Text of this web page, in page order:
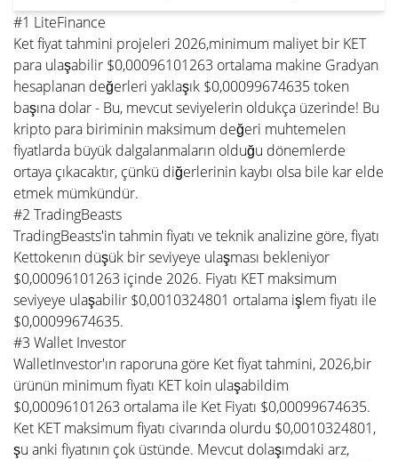
#1 LiteFinance
Ket fiyat tahmini projeleri 2026,minimum maliyet bir KET
para ulaşabilir $0,00096101263 ortalama makine Gradyan
hesaplanan değerleri yaklaşık $0,00099674635 token
başına dolar - Bu, mevcut seviyelerin oldukça üzerinde! Bu
kripto para biriminin maksimum değeri muhtemelen
fiyatlarda büyük dalgalanmaların olduğu dönemlerde
ortaya çıkacaktır, çünkü diğerlerinin kaybı olsa bile kar elde
etmek mümkündür.
#2 TradingBeasts
TradingBeasts'in tahmin fiyatı ve teknik analizine göre, fiyatı
Kettokenın düşük bir seviyeye ulaşması bekleniyor
$0,00096101263 içinde 2026. Fiyatı KET maksimum
seviyeye ulaşabilir $0,0010324801 ortalama işlem fiyatı ile
$0,00099674635.
#3 Wallet Investor
WalletInvestor'ın raporuna göre Ket fiyat tahmini, 2026,bir
ürünün minimum fiyatı KET koin ulaşabildim
$0,00096101263 ortalama ile Ket Fiyatı $0,00099674635.
Ket KET maksimum fiyatı civarında olurdu $0,0010324801,
şu anki fiyatının çok üstünde. Mevcut dolaşımdaki arz,